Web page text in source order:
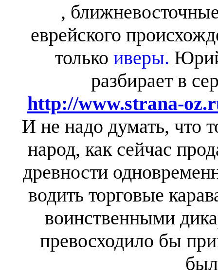
,
еврейского
только иверы.
разбирает в
http://www.strana-
И не надо думать, что
народ, как сейчас
древности
водить торговые
воинственными
превосходило бы